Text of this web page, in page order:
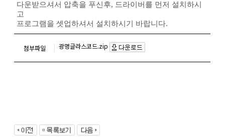
다운받으셔서 압축을 푸신후, 드라이버를 먼저 설치하시
고
프로그램을 셋업하셔서 설치하시기 바랍니다.
첨부파일 광명글라스코드.zip